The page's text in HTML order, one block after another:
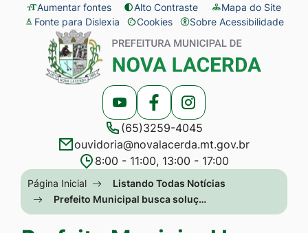
Seção
de
atalhos
acessibilidade
Ir
para
conteúdo
menu
[alt+2]
Ir
Aumentar fontes Alto Contraste
Mapa do Site
Fonte para Dislexia
Cookies
Abrir
preferências
de
cookies
Sobre Acessibilidade
Seção
menu
Acessar
a
Rede
Social
Youtube
Acessar
a
Rede
Social
Facebook
Acessar
a
Rede
Social
Instagram
(65)3259-4045
ouvidoria@novalacerda.mt.gov.br
8:00 - 11:00, 13:00 - 17:00
Seção
do
menu
Página Inicial
Listando Todas Notícias
Prefeito Municipal busca soluç…